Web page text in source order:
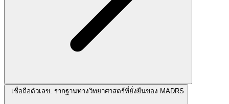
เชื่อถือตัวเลข: รากฐานทางวิทยาศาสตร์ที่ยั่งยืนของ MADRS